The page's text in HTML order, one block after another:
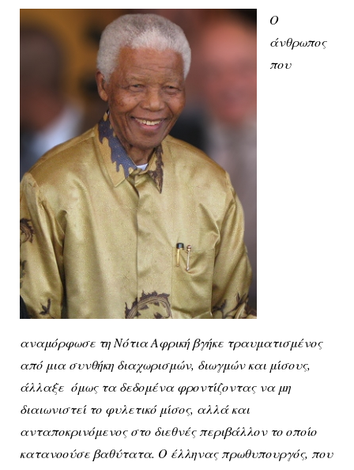
Ο
άνθρωπος
που
αναμόρφωσε τη Νότια Αφρική βγήκε τραυματισμένος
από μια συνθήκη διαχωρισμών, διωγμών και μίσους,
άλλαξε όμως τα δεδομένα φροντίζοντας να μη
διαιωνιστεί το φυλετικό μίσος, αλλά και
ανταποκρινόμενος στο διεθνές περιβάλλον το οποίο
κατανοούσε βαθύτατα. Ο έλληνας πρωθυπουργός, που